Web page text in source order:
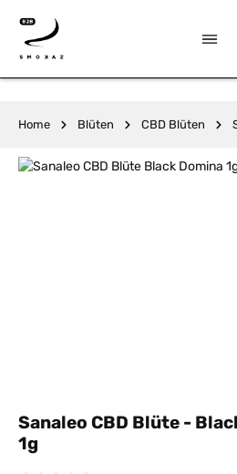
springen
Home Blüten CBD Blüten
Bildergalerie überspringen
Sanaleo CBD Blüte -
1g